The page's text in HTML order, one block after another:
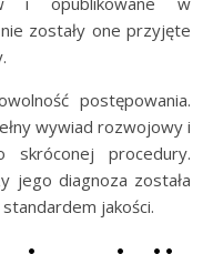
zostały one przyjęte
postępowania.
wywiad rozwojowy i
skróconej procedury.
jego diagnoza została
jakości.